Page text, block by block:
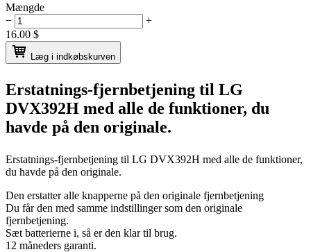
Mængde
−
+
16.00 $
Læg i indkøbskurven
Erstatnings-fjernbetjening til LG
DVX392H med alle de funktioner, du
havde på den originale.
Erstatnings-fjernbetjening til LG DVX392H med alle de funktioner,
du havde på den originale.
Den erstatter alle knapperne på den originale fjernbetjening
Du får den med samme indstillinger som den originale
fjernbetjening.
Sæt batterierne i, så er den klar til brug.
12 måneders garanti.